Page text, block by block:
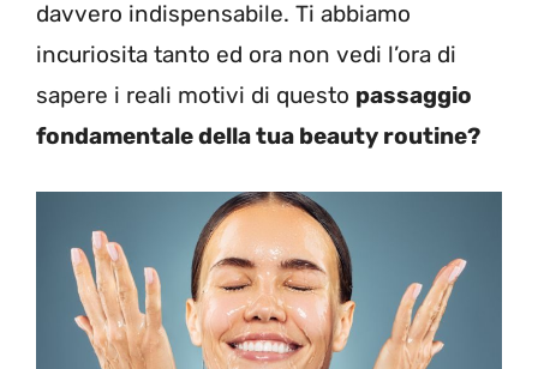
davvero indispensabile. Ti abbiamo
incuriosita tanto ed ora non vedi l’ora di
sapere i reali motivi di questo passaggio
fondamentale della tua beauty routine?